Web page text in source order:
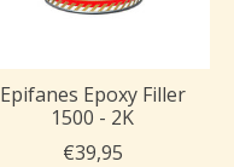
Epifanes Epoxy Filler
1500 - 2K
€39,95